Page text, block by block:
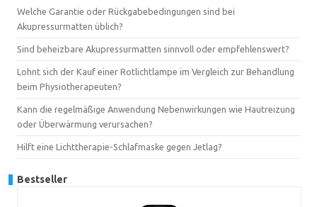
Welche Garantie oder Rückgabebedingungen sind bei
Akupressurmatten üblich?
Sind beheizbare Akupressurmatten sinnvoll oder empfehlenswert?
Lohnt sich der Kauf einer Rotlichtlampe im Vergleich zur Behandlung
beim Physiotherapeuten?
Kann die regelmäßige Anwendung Nebenwirkungen wie Hautreizung
oder Überwärmung verursachen?
Hilft eine Lichttherapie-Schlafmaske gegen Jetlag?
Bestseller